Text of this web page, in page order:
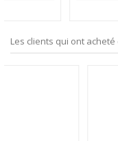
Les clients qui ont